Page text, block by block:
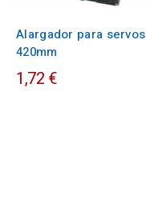
Alargador para servos
420mm
1,72 €